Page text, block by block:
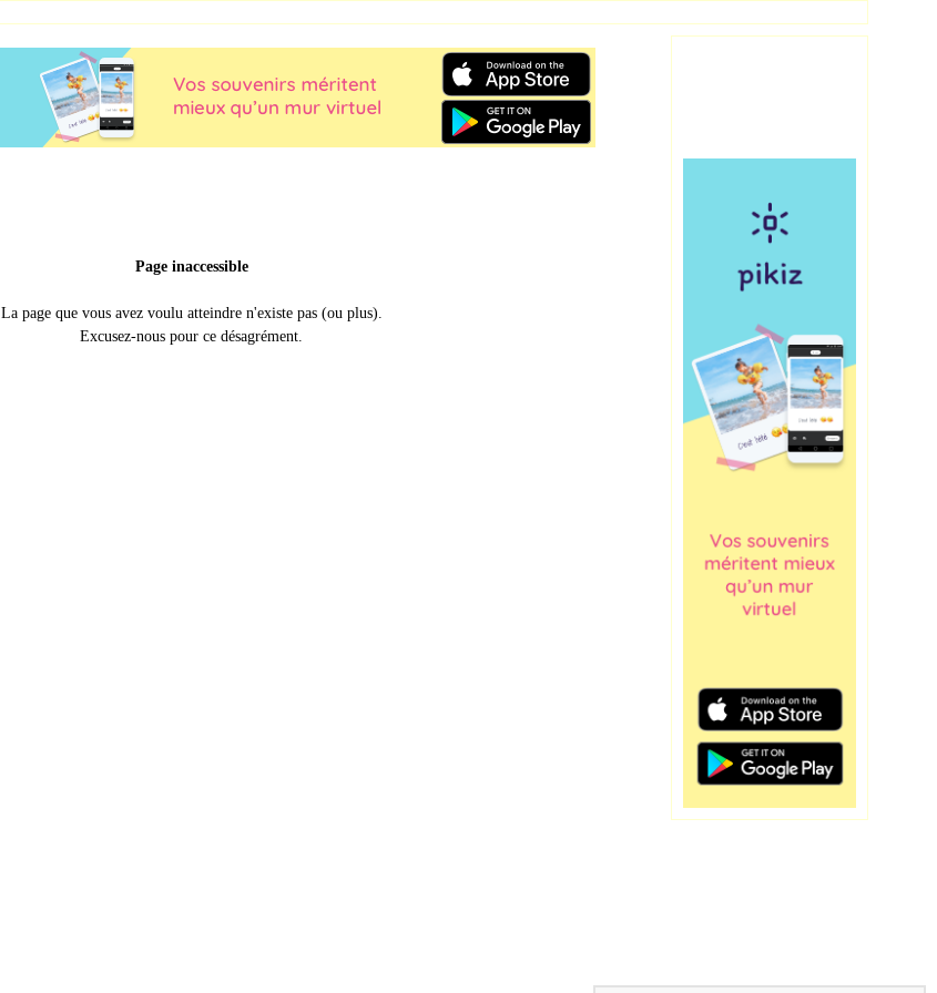
Page inaccessible
La page que vous avez voulu atteindre n'existe pas (ou plus).
Excusez-nous pour ce désagrément.